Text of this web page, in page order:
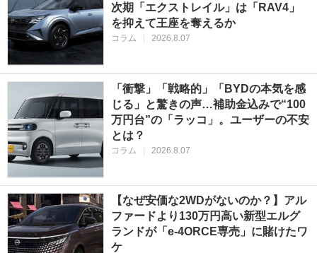
次期「エクストレイル」は「RAV4」
を抑えて王座を奪えるか
コラム 2026.8.07
「衝撃」「戦略的」「BYDの本気を感
じる」と驚きの声…補助金込みで“100
万円台”の「ラッコ」。ユーザーの不安
とは？
コラム 2026.8.07
【なぜ安価な2WDがないのか？】アル
ファードより130万円高い新型エルグ
ランドが「e-4ORCE専売」に賭けたワ
ケ